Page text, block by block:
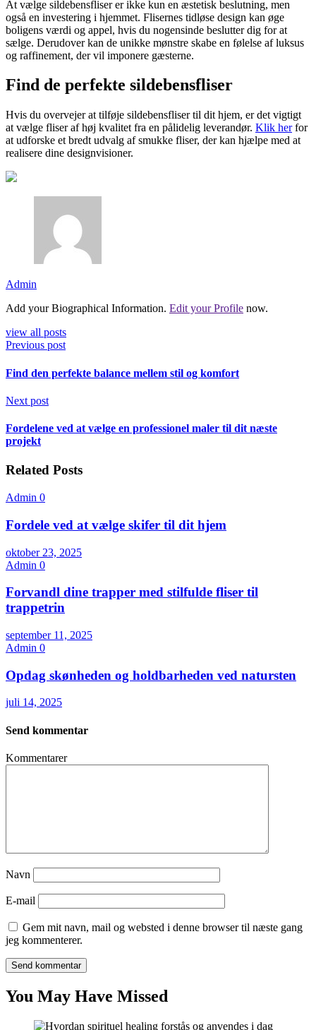
At vælge sildebensfliser er ikke kun en æstetisk beslutning, men
også en investering i hjemmet. Flisernes tidløse design kan øge
boligens værdi og appel, hvis du nogensinde beslutter dig for at
sælge. Derudover kan de unikke mønstre skabe en følelse af luksus
og raffinement, der vil imponere gæsterne.
Find de perfekte sildebensfliser
Hvis du overvejer at tilføje sildebensfliser til dit hjem, er det vigtigt
at vælge fliser af høj kvalitet fra en pålidelig leverandør. Klik herfor
at udforske et bredt udvalg af smukke fliser, der kan hjælpe med at
realisere dine designvisioner.
Admin
Add your Biographical Information. Edit your Profile now.
view all posts
Previous post
Find den perfekte balance mellem stil og komfort
Next post
Fordelene ved at vælge en professionel maler til dit næste
projekt
Related Posts
Admin 0
Fordele ved at vælge skifer til dit hjem
oktober 23, 2025
Admin 0
Forvandl dine trapper med stilfulde fliser til
trappetrin
september 11, 2025
Admin 0
Opdag skønheden og holdbarheden ved natursten
juli 14, 2025
Send kommentar
Kommentarer
Navn
E-mail
Gem mit navn, mail og websted i denne browser til næste gang
jeg kommenterer.
You May Have Missed